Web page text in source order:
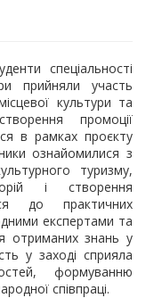
спеціальності
прийняли участь
культури та
промоції
в рамках проєкту
ознайомилися з
туризму,
і створення
до практичних
експертами та
отриманих знань у
у заході сприяла
формуванню
співпраці.